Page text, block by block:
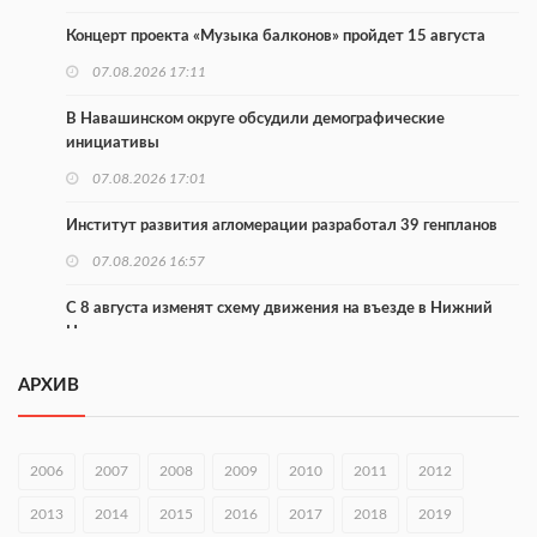
Концерт проекта «Музыка балконов» пройдет 15 августа
07.08.2026 17:11
В Навашинском округе обсудили демографические
инициативы
07.08.2026 17:01
Институт развития агломерации разработал 39 генпланов
07.08.2026 16:57
С 8 августа изменят схему движения на въезде в Нижний
Новгород
В Нижегородской области прошло заседание АТК и
07.08.2026 14:54
В Чкаловске спустили на воду «Метеор-120Р»
АРХИВ
2006 2007 2008 2009 2010 2011 2012
2013 2014 2015 2016 2017 2018 2019